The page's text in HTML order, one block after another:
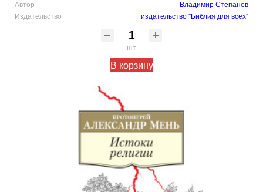
Автор
Владимир Степанов
Издательство
издательство "Библия для всех"
шт
В корзину